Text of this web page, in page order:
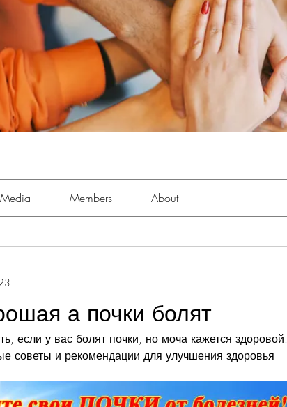
Media Members About
а почки болят
если у вас болят почки, но моча кажется здоровой.
советы и рекомендации для улучшения здоровья